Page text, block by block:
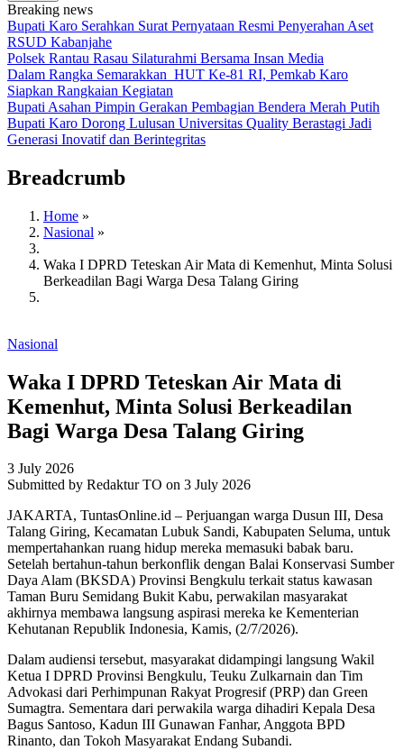
Breaking news
Bupati Karo Serahkan Surat Pernyataan Resmi Penyerahan Aset
RSUD Kabanjahe
Polsek Rantau Rasau Silaturahmi Bersama Insan Media
Dalam Rangka Semarakkan HUT Ke-81 RI, Pemkab Karo
Siapkan Rangkaian Kegiatan
Bupati Asahan Pimpin Gerakan Pembagian Bendera Merah Putih
Bupati Karo Dorong Lulusan Universitas Quality Berastagi Jadi
Generasi Inovatif dan Berintegritas
Breadcrumb
Home »
Nasional »
Waka I DPRD Teteskan Air Mata di Kemenhut, Minta Solusi
Berkeadilan Bagi Warga Desa Talang Giring
Nasional
Waka I DPRD Teteskan Air Mata di
Kemenhut, Minta Solusi Berkeadilan
Bagi Warga Desa Talang Giring
3 July 2026
Submitted by Redaktur TO on 3 July 2026
JAKARTA, TuntasOnline.id – Perjuangan warga Dusun III, Desa
Talang Giring, Kecamatan Lubuk Sandi, Kabupaten Seluma, untuk
mempertahankan ruang hidup mereka memasuki babak baru.
Setelah bertahun-tahun berkonflik dengan Balai Konservasi Sumber
Daya Alam (BKSDA) Provinsi Bengkulu terkait status kawasan
Taman Buru Semidang Bukit Kabu, perwakilan masyarakat
akhirnya membawa langsung aspirasi mereka ke Kementerian
Kehutanan Republik Indonesia, Kamis, (2/7/2026).
Dalam audiensi tersebut, masyarakat didampingi langsung Wakil
Ketua I DPRD Provinsi Bengkulu, Teuku Zulkarnain dan Tim
Advokasi dari Perhimpunan Rakyat Progresif (PRP) dan Green
Sumagtra. Sementara dari perwakila warga dihadiri Kepala Desa
Bagus Santoso, Kadun III Gunawan Fanhar, Anggota BPD
Rinanto, dan Tokoh Masyarakat Endang Subandi.